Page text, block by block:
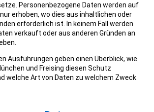
Personenbezogene Daten werden auf
erhoben, wo dies aus inhaltlichen oder
erforderlich ist. In keinem Fall werden
verkauft oder aus anderen Gründen an
Ausführungen geben einen Überblick, wie
und Freising diesen Schutz
welche Art von Daten zu welchem Zweck